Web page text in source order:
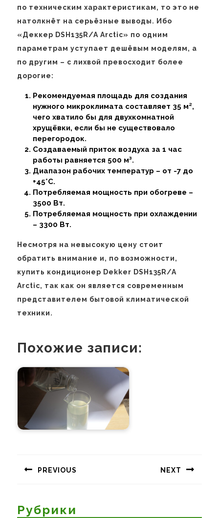
по техническим характеристикам, то это не
натолкнёт на серьёзные выводы. Ибо
«Деккер DSH135R/A Arctic» по одним
параметрам уступает дешёвым моделям, а
по другим – с лихвой превосходит более
дорогие:
Рекомендуемая площадь для создания
нужного микроклимата составляет 35 м²,
чего хватило бы для двухкомнатной
хрущёвки, если бы не существовало
перегородок.
Создаваемый приток воздуха за 1 час
работы равняется 500 м³.
Диапазон рабочих температур – от -7 до
+45˚С.
Потребляемая мощность при обогреве –
3500 Вт.
Потребляемая мощность при охлаждении
– 3300 Вт.
Несмотря на невысокую цену стоит
обратить внимание и, по возможности,
купить кондиционер Dekker DSH135R/A
Arctic, так как он является современным
представителем бытовой климатической
техники.
Похожие записи:
записям
PREVIOUS NEXT
Рубрики